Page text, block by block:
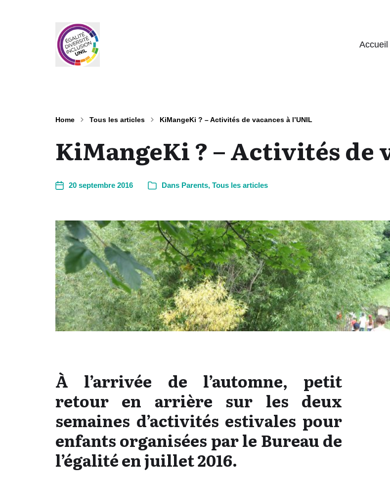
Accueil
Home Tous les articles KiMangeKi ? – Activités de vacances à l’UNIL
KiMangeKi ? – Activités de
20 septembre 2016 Dans Parents, Tous les articles
À l’arrivée de l’automne, petit
retour en arrière sur les deux
semaines d’activités estivales pour
enfants organisées par le Bureau de
l’égalité en juillet 2016.